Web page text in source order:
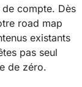
de compte. Dès
road map
existants
pas seul
de zéro.